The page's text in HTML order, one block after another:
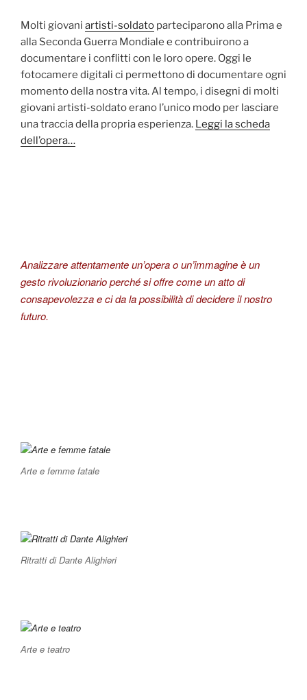
Molti giovani artisti-soldato parteciparono alla Prima e
alla Seconda Guerra Mondiale e contribuirono a
documentare i conflitti con le loro opere. Oggi le
fotocamere digitali ci permettono di documentare ogni
momento della nostra vita. Al tempo, i disegni di molti
giovani artisti-soldato erano l’unico modo per lasciare
una traccia della propria esperienza. Leggi la scheda
dell’opera…
Analizzare attentamente un’opera o un’immagine è un
gesto rivoluzionario perché si offre come un atto di
consapevolezza e ci da la possibilità di decidere il nostro
futuro.
Arte e femme fatale
Ritratti di Dante Alighieri
Arte e teatro